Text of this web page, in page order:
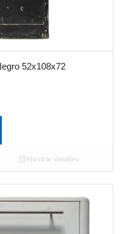
52x108x72
Mostrar detalles